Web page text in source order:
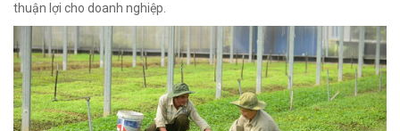
thuận lợi cho doanh nghiệp.